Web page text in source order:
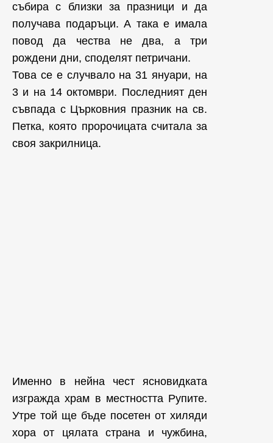
събира с близки за празници и да
получава подаръци. А така е имала
повод да чества не два, а три
рождени дни, споделят петричани.
Това се е случвало на 31 януари, на
3 и на 14 октомври. Последният ден
съвпада с Църковния празник на св.
Петка, която пророчицата считала за
своя закрилница.
Именно в нейна чест ясновидката
изгражда храм в местността Рупите.
Утре той ще бъде посетен от хиляди
хора от цялата страна и чужбина,